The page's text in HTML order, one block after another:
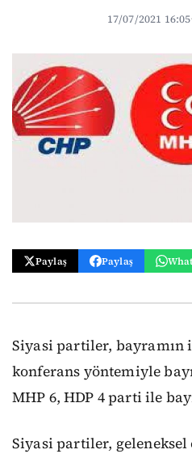
17/07/2021 16:05·
Paylaş Paylaş
Siyasi partiler, bayramın
konferans yöntemiyle
MHP 6, HDP 4 parti ile
Siyasi partiler,